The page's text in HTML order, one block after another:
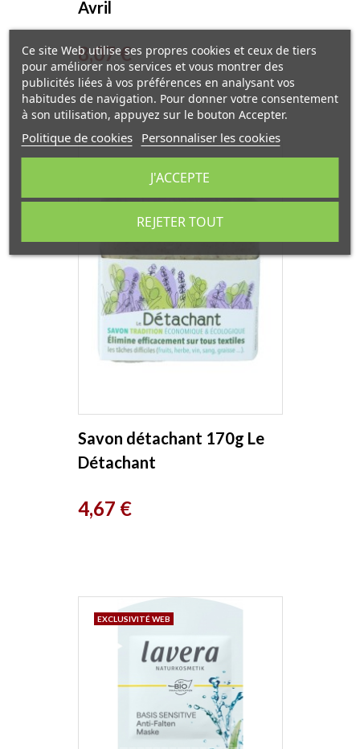
Avril
Prix
8,07 €
Savon détachant 170g Le
Détachant
Prix
4,67 €
EXCLUSIVITÉ WEB
Ce site Web utilise ses propres cookies et ceux de tiers
pour améliorer nos services et vous montrer des
publicités liées à vos préférences en analysant vos
habitudes de navigation. Pour donner votre consentement
à son utilisation, appuyez sur le bouton Accepter.
Politique de cookies Personnaliser les cookies
REJETER TOUT
J'ACCEPTE